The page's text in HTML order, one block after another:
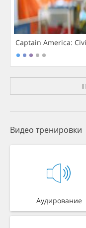
Captain America:
Видео тренировки
Аудирование